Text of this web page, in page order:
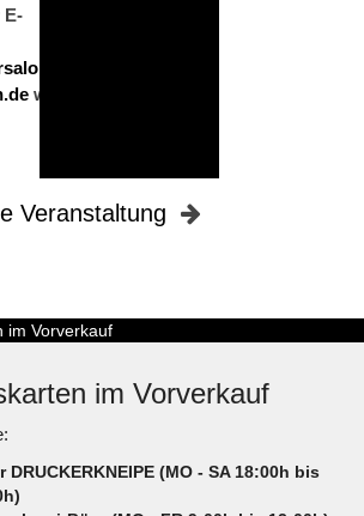
E-
wird
Veranstaltung
im Vorverkauf
im Vorverkauf
DRUCKERKNEIPE (MO - SA 18:00h bis